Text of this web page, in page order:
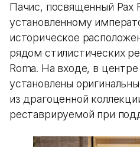
Пачис, посвященный Pax
установленному
историческое
рядом стилистических
Roma. На входе, в
установлены
из драгоценной
реставрируемой при